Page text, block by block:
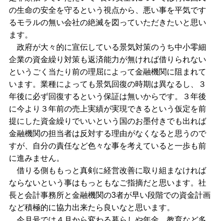
の生命の安全を守るという視点から、悪い事を平気です
るモラルの無い会社の絶滅を図っていただきたいと思い
ます。
政府が大々的に宣伝している景気対策のうち中小零細
企業の資金繰り対策も返済能力が無ければ借りられない
というごく当たり前の理屈によって金融機関に阻まれて
います。業種によっても景気回復の時期は異なるし、３
年後に必ず回復するという保証は無いからです。３年後
に今より３年前の売上実績が実現できるという仮定を前
提にした資金繰りでいいという国のお墨付きでも出れば
金融機関の担当者は反対する理由がなくなると思うので
すが、自分の責任など色々な事を考えていると一歩も前
に進みません。
借りる側ももっと真剣に経営改善に取り組まなければ
ならないという事はもっともなご指摘だと思います。社
長と会計事務所と金融機関の3者が早い段階での資金計画
など積極的に協力出来たら良いなと思います。